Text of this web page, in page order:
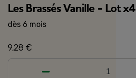
Les Brassés Vanille - Lot x4
dès 6 mois
9,28 €
1